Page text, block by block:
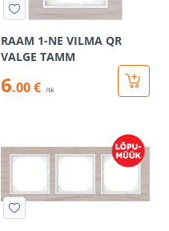
RAAM 1-NE VILMA QR
VALGE TAMM
6.00 € /tk